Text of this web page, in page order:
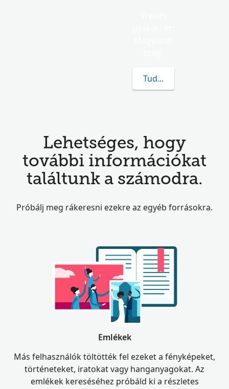
Tudj meg többet a(z)
Lehetséges, hogy
további információkat
találtunk a számodra.
Próbálj meg rákeresni ezekre az egyéb forrásokra.
Emlékek
Más felhasználók töltötték fel ezeket a fényképeket,
történeteket, iratokat vagy hanganyagokat. Az
emlékek kereséséhez próbáld ki a részletes